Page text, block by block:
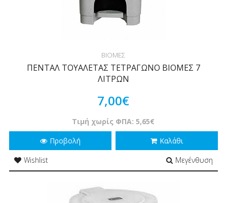
ΒΙΟΜΕΣ
ΠΕΝΤΑΛ ΤΟΥΑΛΕΤΑΣ ΤΕΤΡΑΓΩΝΟ ΒΙΟΜΕΣ 7
ΛΙΤΡΩΝ
7,00€
Τιμή χωρίς ΦΠΑ: 5,65€
Προβολή
Καλάθι
Wishlist
Μεγένθυση